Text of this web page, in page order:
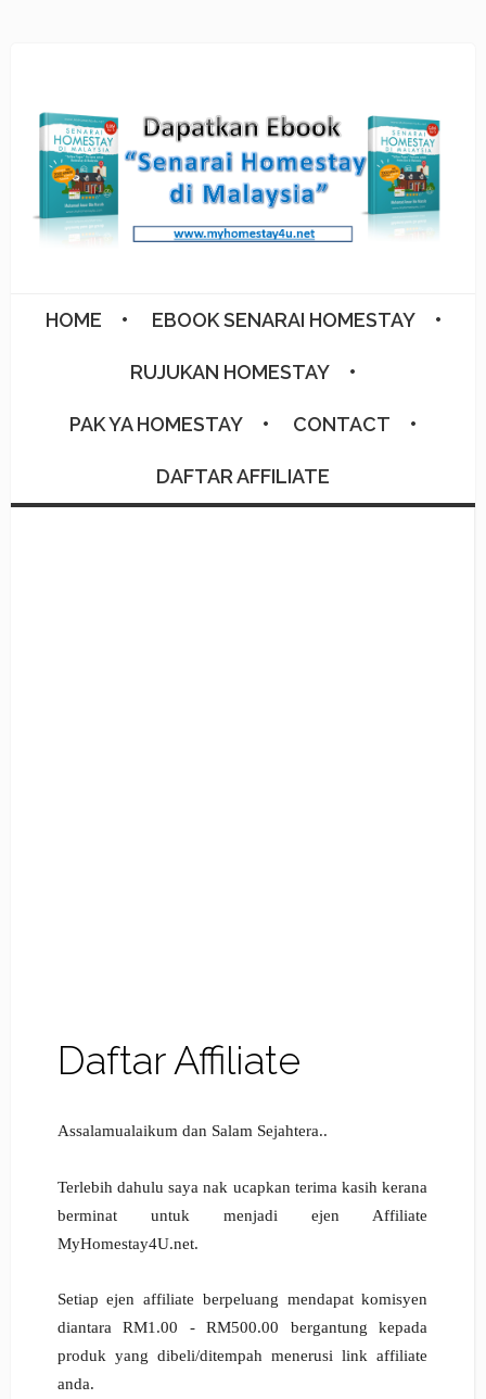
HOME EBOOK SENARAI HOMESTAY
RUJUKAN HOMESTAY
PAK YA HOMESTAY CONTACT
DAFTAR AFFILIATE
Daftar Affiliate
Assalamualaikum dan Salam Sejahtera..
Terlebih dahulu saya nak ucapkan terima kasih kerana
berminat untuk menjadi ejen Affiliate
MyHomestay4U.net.
Setiap ejen affiliate berpeluang mendapat komisyen
diantara RM1.00 - RM500.00 bergantung kepada
produk yang dibeli/ditempah menerusi link affiliate
anda.